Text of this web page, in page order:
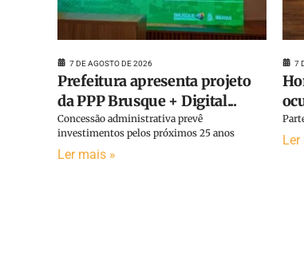
7 DE AGOSTO DE 2026
Prefeitura apresenta projeto
da PPP Brusque + Digital...
Concessão administrativa prevê
investimentos pelos próximos 25 anos
Ler mais »
7
Ler